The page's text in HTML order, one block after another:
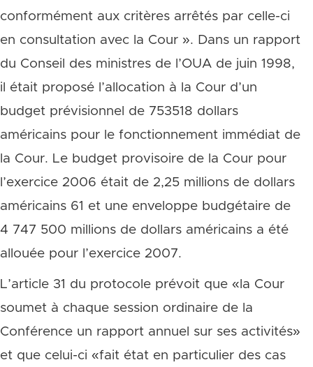
conformément aux critères arrêtés par celle-ci
en consultation avec la Cour ». Dans un rapport
du Conseil des ministres de l’OUA de juin 1998,
il était proposé l’allocation à la Cour d’un
budget prévisionnel de 753518 dollars
américains pour le fonctionnement immédiat de
la Cour. Le budget provisoire de la Cour pour
l’exercice 2006 était de 2,25 millions de dollars
américains 61 et une enveloppe budgétaire de
4 747 500 millions de dollars américains a été
allouée pour l’exercice 2007.
L’article 31 du protocole prévoit que «la Cour
soumet à chaque session ordinaire de la
Conférence un rapport annuel sur ses activités»
et que celui-ci «fait état en particulier des cas